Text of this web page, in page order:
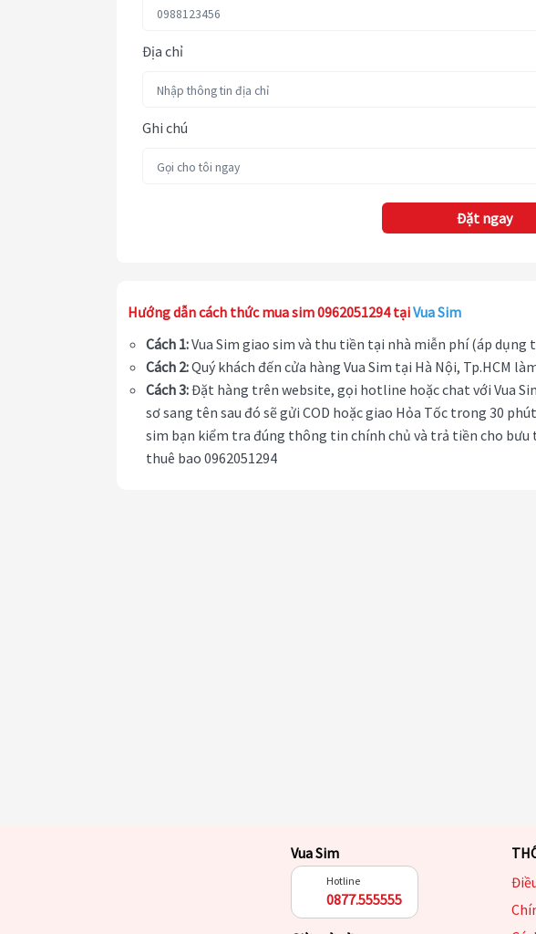
Địa chỉ
Ghi chú
Đặt ngay
Hướng dẫn cách thức mua sim 0962051294 tạiVua Sim
Cách 1:Vua Sim giao sim và thu tiền tại nhà miễn phí (áp dụng
Cách 2:Quý khách đến cửa hàng Vua Sim tại Hà Nội, Tp.HCM
Cách 3:Đặt hàng trên website, gọi hotline hoặc chat với Vua
sơ sang tên sau đó sẽ gửi COD hoặc giao Hỏa Tốc trong 30
sim bạn kiểm tra đúng thông tin chính chủ và trả tiền cho bưu
thuê bao 0962051294
Vua Sim
Hotline
0877.555555